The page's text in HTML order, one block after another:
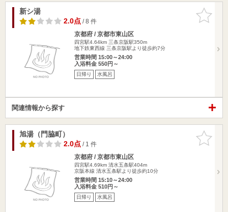
お気に入
りに追加
新シ湯
2.0点/ 8 件
京都府 / 京都市東山区
四宮駅4.64km 三条京阪駅350m
地下鉄東西線 三条京阪駅より徒歩約7分
営業時間 15:00～24:00
入浴料金 550円～
日帰り 水風呂
関連情報から探す
お気に入
りに追加
旭湯（門脇町）
2.0点/ 1 件
京都府 / 京都市東山区
四宮駅4.69km 清水五条駅404m
京阪本線 清水五条駅より徒歩約10分
営業時間 15:10～24:00
入浴料金 510円～
日帰り 水風呂